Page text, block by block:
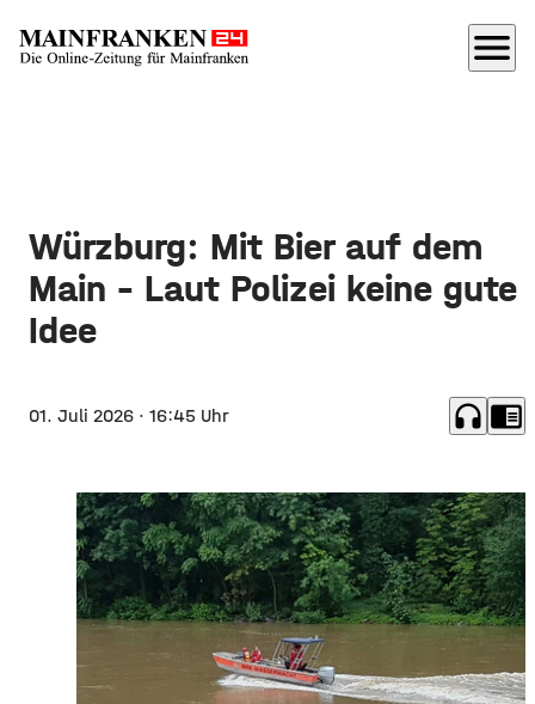
menu
Würzburg: Mit Bier auf dem
Main – Laut Polizei keine gute
Idee
01. Juli 2026 · 16:45 Uhr headphones chrome_reader_mode